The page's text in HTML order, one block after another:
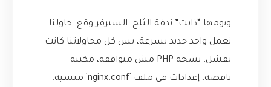
ويومها “ذابت” ندفة الثلج. السيرفر وقع. حاولنا
نعمل واحد جديد بسرعة، بس كل محاولاتنا كانت
تفشل. نسخة PHP مش متوافقة، مكتبة
ناقصة، إعدادات في ملف `nginx.conf` منسية.